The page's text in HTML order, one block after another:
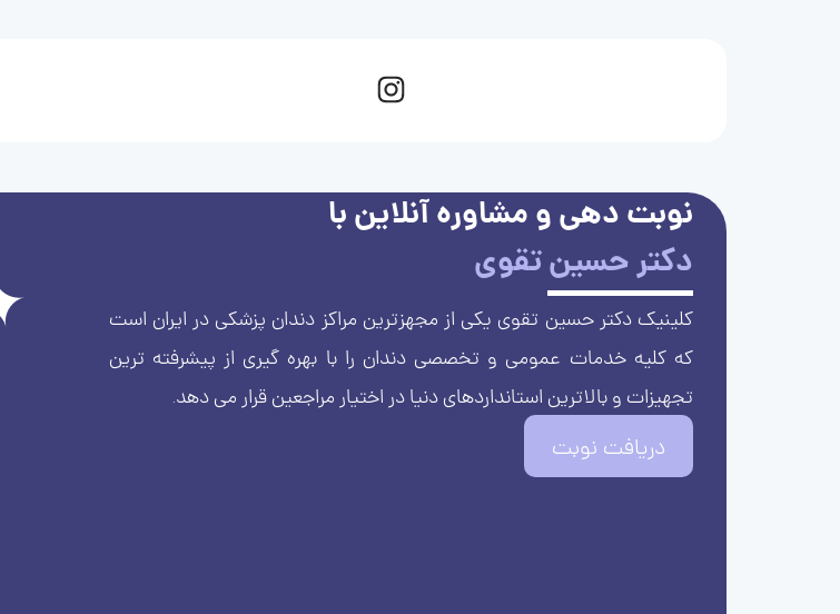
نوبت دهی و مشاوره آنلاین با
دکتر حسین تقوی
کلینیک دکتر حسین تقوی یکی از مجهزترین مراکز دندان پزشکی در ایران است
که کلیه خدمات عمومی و تخصصی دندان را با بهره گیری از پیشرفته ترین
تجهیزات و بالاترین استانداردهای دنیا در اختیار مراجعین قرار می دهد.
دریافت نوبت